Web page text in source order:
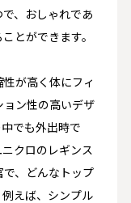
、おしゃれであ
とができます。
が高く体にフィ
ン性の高いデザ
でも外出時で
クロのレギンス
、どんなトップ
えば、シンプル